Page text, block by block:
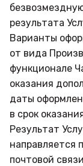
результата
Варианты
от вида
функционале
оказания
даты
в срок
Результат
направляется
почтовой